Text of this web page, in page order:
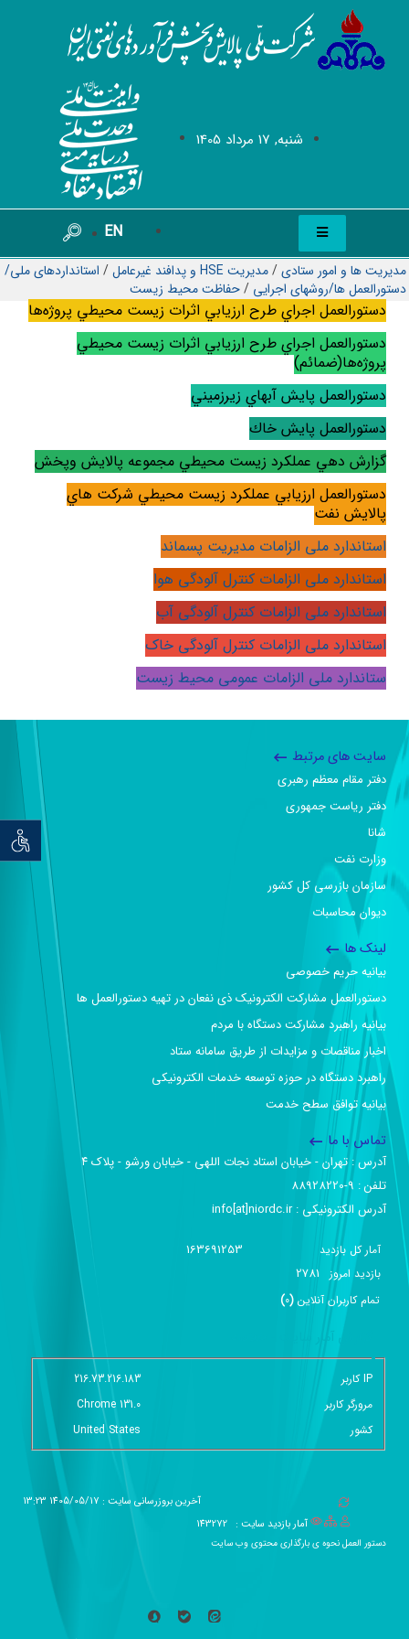
شنبه, 17 مرداد 1405
EN
توان
مدیریت ها و امور ستادی/مدیریت HSE و پدافند غیرعامل / استانداردهای ملی/
دستورالعمل ها/روشهای اجرایی /حفاظت محیط زیست
دستورالعمل اجراي طرح ارزيابي اثرات زيست محيطي پروژه‌ها
دستورالعمل اجراي طرح ارزيابي اثرات زيست محيطي
پروژه‌ها(ضمائم)
دستورالعمل پايش آبهاي زيرزميني
دستورالعمل پايش خاك
گزارش دهي عملكرد زيست محيطي مجموعه پالايش وپخش
دستورالعمل ارزيابي عملكرد زيست محيطي شركت هاي
پالايش نفت
استاندارد ملی الزامات مدیریت پسماند
استاندارد ملی الزامات کنترل آلودگی هوا
استاندارد ملی الزامات کنترل آلودگی آب
استاندارد ملی الزامات کنترل آلودگی خاک
ستاندارد ملی الزامات عمومی محیط زیست
سایت های مرتبط
دفتر مقام معظم رهبری
دفتر ریاست جمهوری
شانا
وزارت نفت
سازمان بازرسی کل کشور
دیوان محاسبات
لینک ها
بیانیه حریم خصوصی
دستورالعمل مشارکت الکترونیک ذی نفعان در تهیه دستورالعمل ها
بیانیه راهبرد مشارکت دستگاه با مردم
اخبار مناقصات و مزایدات از طریق سامانه ستاد
راهبرد دستگاه در حوزه توسعه خدمات الکترونیکی
بیانیه توافق سطح خدمت
تماس با ما
آدرس :‌ تهران - خیابان استاد نجات اللهی - خیابان ورشو - پلاک ۴
تلفن :‌ 9-88928220
آدرس الکترونیکی :‌ info[at]niordc.ir
آمار کل بازدید 163691253
بازديد امروز 2781
تمام کاربران آنلاين (
0
)
IP کاربر
216.73.216.183
مرورگر کاربر
Chrome 131.0
کشور
United States
آخرین بروزرسانی سایت : 1405/05/17 13:23
آمار بازدید سایت : 143272
دستور العمل نحوه ی بارگذاری محتوی وب سایت